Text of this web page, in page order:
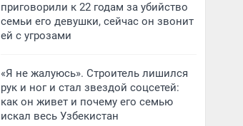
приговорили к 22 годам за убийство
семьи его девушки, сейчас он звонит
ей с угрозами
«Я не жалуюсь». Строитель лишился
рук и ног и стал звездой соцсетей:
как он живет и почему его семью
искал весь Узбекистан